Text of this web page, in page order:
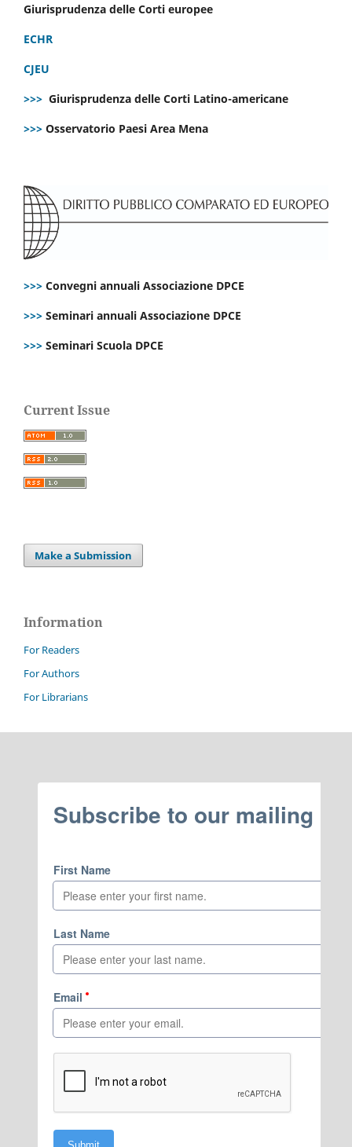
Giurisprudenza delle Corti europee
ECHR
CJEU
>>> Giurisprudenza delle Corti Latino-americane
>>> Osservatorio Paesi Area Mena
>>> Convegni annuali Associazione DPCE
>>> Seminari annuali Associazione DPCE
>>> Seminari Scuola DPCE
Current Issue
Make a Submission
Information
For Readers
For Authors
For Librarians